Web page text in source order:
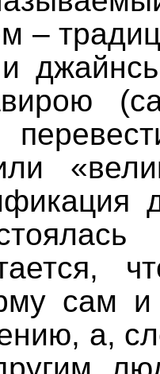
–
сам и
а,